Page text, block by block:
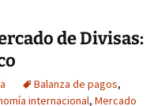
de Divisas:
Balanza de pagos,
internacional, Mercado